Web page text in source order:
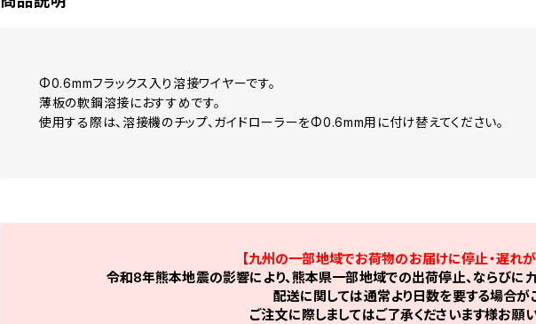
Φ0.6mmフラックス入り溶接ワイヤーです。
薄板の軟鋼溶接におすすめです。
使用する際は、溶接機のチップ、ガイドローラーをΦ0.6mm用に付け替えてください。
【九州の一部地域でお荷物のお届けに停止・遅れが
令和8年熊本地震の影響により、熊本県一部地域での出荷停止、ならびに
配送に関しては通常より日数を要する場合が
ご注文に際しましてはご了承くださいます様お願